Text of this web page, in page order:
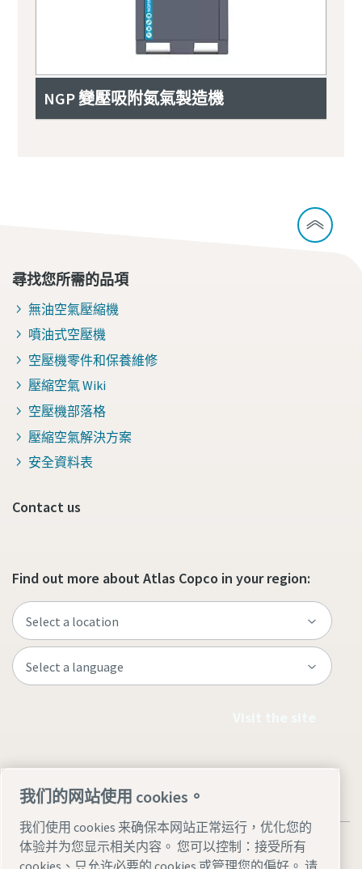
NGP 變壓吸附氮氣製造機
尋找您所需的品項
無油空氣壓縮機
噴油式空壓機
空壓機零件和保養維修
壓縮空氣 Wiki
空壓機部落格
壓縮空氣解決方案
安全資料表
Contact us
Find out more about Atlas Copco in your region:
我们的网站使用 cookies。
我们使用 cookies 来确保本网站正常运行，优化您的
体验并为您显示相关内容。 您可以控制：接受所有